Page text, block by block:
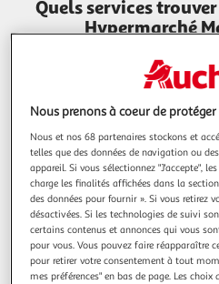
Quels services
Hypermarché
Retrait
Retrait
Nous prenons à coeur de
Nous et nos 68 partenaires stockons et
telles que des données de navigation ou
appareil. Si vous sélectionnez "J'accepte",
charge les finalités affichées dans la
des données pour fournir ». Si vous retirez
désactivées. Si les technologies de suivi
certains contenus et annonces qui vous
pour vous. Vous pouvez faire réapparaître
pour retirer votre consentement à tout
mes préférences" en bas de page. Les